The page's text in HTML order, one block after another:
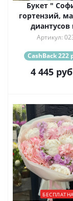
Букет "
гортензий,
диантусов
Артикул:
CashBack 222
4 445